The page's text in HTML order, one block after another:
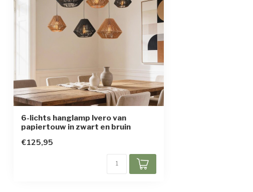
6-lichts hanglamp Ivero van
papiertouw in zwart en bruin
€125,95